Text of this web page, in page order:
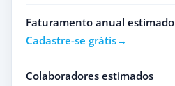
Faturamento anual estimado
Cadastre-se grátis
Colaboradores estimados